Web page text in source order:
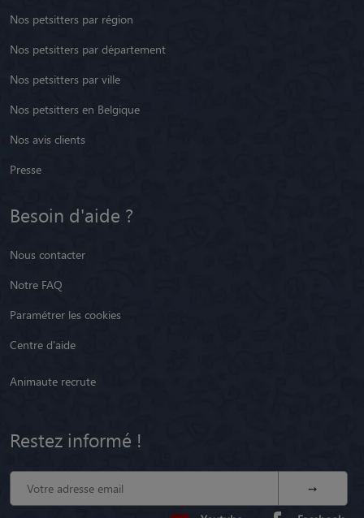
Nos petsitters par région
Nos petsitters par département
Nos petsitters par ville
Nos petsitters en Belgique
Nos avis clients
Presse
Besoin d'aide ?
Nous contacter
Notre FAQ
Paramétrer les cookies
Centre d'aide
Animaute recrute
Restez informé !